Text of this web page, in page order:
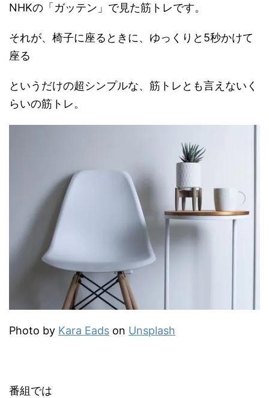
NHKの「ガッテン」で見た筋トレです。
それが、椅子に座るときに、ゆっくりと5秒かけて
座る
というだけの超シンプルな、筋トレとも言えないく
らいの筋トレ。
Photo by Kara Eads on Unsplash
番組では